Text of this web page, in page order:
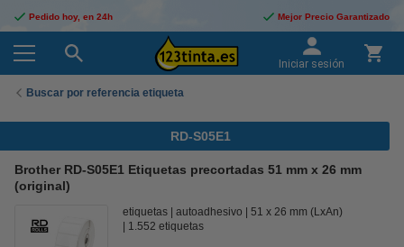
Pedido hoy, en 24h Mejor Precio Garantizado
Iniciar sesión
Buscar por referencia etiqueta
RD-S05E1
Brother RD-S05E1 Etiquetas precortadas 51 mm x 26 mm
(original)
etiquetas autoadhesivo
51 x 26 mm (LxAn)
1.552 etiquetas